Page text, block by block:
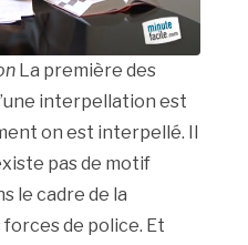
La première des
interpellation est
on est interpellé. Il
pas de motif
le cadre de la
de police. Et